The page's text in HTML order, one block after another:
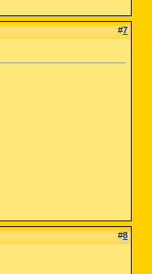
#7
#8